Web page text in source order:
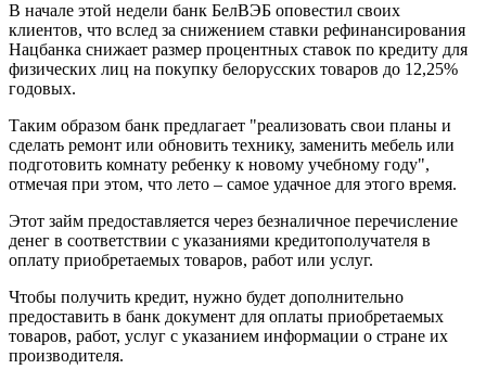
В начале этой недели банк БелВЭБ оповестил своих
клиентов, что вслед за снижением ставки рефинансирования
Нацбанка снижает размер процентных ставок по кредиту для
физических лиц на покупку белорусских товаров до 12,25%
годовых.
Таким образом банк предлагает "реализовать свои планы и
сделать ремонт или обновить технику, заменить мебель или
подготовить комнату ребенку к новому учебному году",
отмечая при этом, что лето – самое удачное для этого время.
Этот займ предоставляется через безналичное перечисление
денег в соответствии с указаниями кредитополучателя в
оплату приобретаемых товаров, работ или услуг.
Чтобы получить кредит, нужно будет дополнительно
предоставить в банк документ для оплаты приобретаемых
товаров, работ, услуг с указанием информации о стране их
производителя.